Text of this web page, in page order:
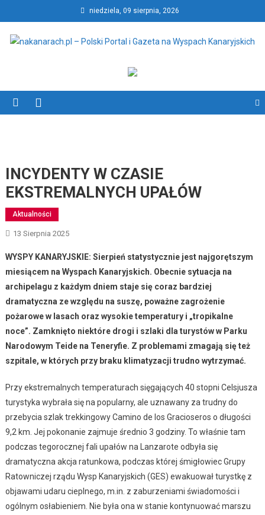
to
content
niedziela, 09 sierpnia, 2026
nakanarach.pl – Polski Portal
i Gazeta na Wyspach
Kanaryjskich
INCYDENTY W CZASIE
EKSTREMALNYCH UPAŁÓW
Aktualności
13 Sierpnia 2025
WYSPY KANARYJSKIE: Sierpień statystycznie jest najgorętszym
miesiącem na Wyspach Kanaryjskich. Obecnie sytuacja na
archipelagu z każdym dniem staje się coraz bardziej
dramatyczna ze względu na suszę, poważne zagrożenie
pożarowe w lasach oraz wysokie temperatury i „tropikalne
noce”. Zamknięto niektóre drogi i szlaki dla turystów w Parku
Narodowym Teide na Teneryfie. Z problemami zmagają się też
szpitale, w których przy braku klimatyzacji trudno wytrzymać.
Przy ekstremalnych temperaturach sięgających 40 stopni Celsjusza
turystyka wybrała się na popularny, ale uznawany za trudny do
przebycia szlak trekkingowy Camino de los Gracioseros o długości
9,2 km. Jej pokonanie zajmuje średnio 3 godziny. To właśnie tam
podczas tegorocznej fali upałów na Lanzarote odbyła się
dramatyczna akcja ratunkowa, podczas której śmigłowiec Grupy
Ratowniczej rządu Wysp Kanaryjskich (GES) ewakuował turystkę z
objawami udaru cieplnego, m.in. z zaburzeniami świadomości i
ogólnym osłabieniem. Nie była ona w stanie kontynuować marszu